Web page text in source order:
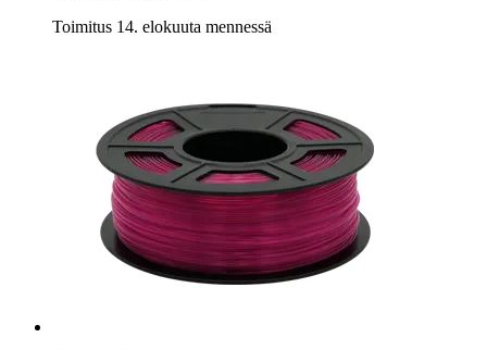
Toimitus 14. elokuuta mennessä